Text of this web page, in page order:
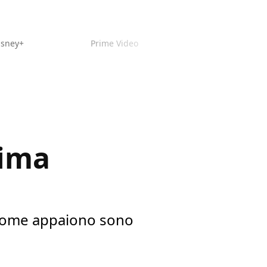
Prime Video
appaiono sono